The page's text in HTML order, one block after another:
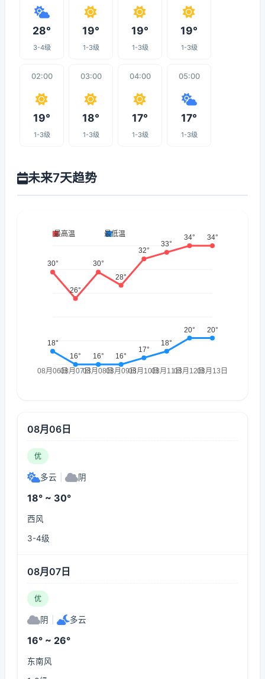
28°
3-4级
19°
1-3级
19°
1-3级
19°
1-3级
02:00
19°
1-3级
03:00
18°
1-3级
04:00
17°
1-3级
05:00
17°
1-3级
未来7天趋势
08月06日
优
多云 阴
18° ~ 30°
西风
3-4级
08月07日
优
阴 多云
16° ~ 26°
东南风